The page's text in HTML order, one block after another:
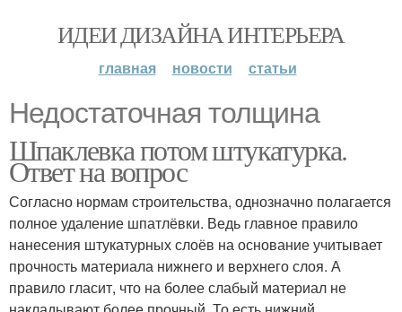
ИДЕИ ДИЗАЙНА ИНТЕРЬЕРА
главная новости статьи
Недостаточная толщина
Шпаклевка потом штукатурка.
Ответ на вопрос
Согласно нормам строительства, однозначно полагается
полное удаление шпатлёвки. Ведь главное правило
нанесения штукатурных слоёв на основание учитывает
прочность материала нижнего и верхнего слоя. А
правило гласит, что на более слабый материал не